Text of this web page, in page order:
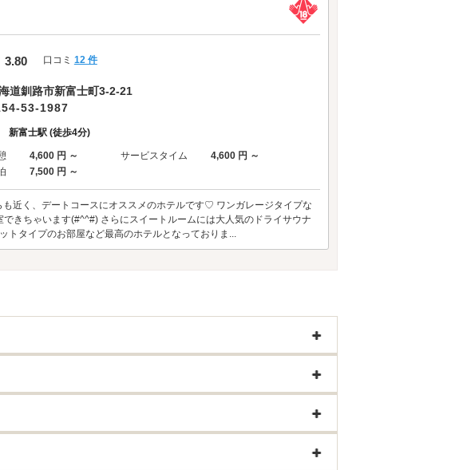
5つ星のうち3.5
3.80 口コミ 12 件
道釧路市新富士町3-2-21
53-1987
新富士駅 (徒歩4分)
4,600 円 ～ サービスタイム
4,600 円 ～
7,500 円 ～
も近く、デートコースにオススメのホテルです♡ ワンガレージタイプな
きちゃいます(#^^#) さらにスイートルームには大人気のドライサウナ
トタイプのお部屋など最高のホテルとなっておりま...